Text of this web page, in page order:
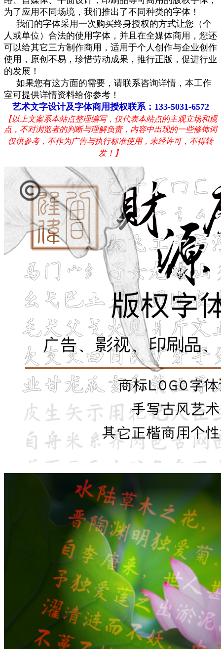
为了应用不同场境，我们推出了不同种类的字体！
我们的字体采用一次购买终身授权的方式让您（个
人或单位）合法的使用字体，并且在全媒体商用，您还
可以给其它三方制作商用，适用于个人创作与企业创作
使用，原创不易，珍惜劳动成果，推行正版，促进行业
的发展！
如果您有这方面的需要，请联系咨询详情，本工作
室可提供详情资料给你参考！
艺术文字设计及字体商用授权联系：133-5031-6572
【以上文案系本站点整理编写，仅代表本站点的主观立场和观
点，不对浏览者的判断与理解负责，内容中出现的一些修饰词
仅供参考，不作为广告与执行标准使用， 未经许可，不得转
发！】